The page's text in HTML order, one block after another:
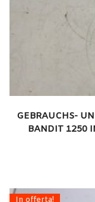
GEBRAUCHS-
BANDIT 1250
In offerta!